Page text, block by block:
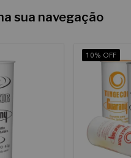
sua navegação
10% OFF